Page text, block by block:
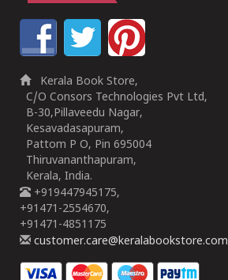
Kerala Book Store,
C/O Consors Technologies Pvt Ltd,
B-30,Pillaveedu Nagar,
Kesavadasapuram,
Pattom P O, Pin 695004
Thiruvananthapuram,
Kerala, India.
+919447945175,
+91471-2554670,
+91471-4851175
customer.care@keralabookstore.com